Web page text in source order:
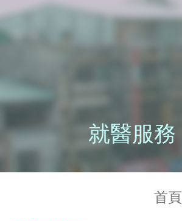
就醫服務
首頁